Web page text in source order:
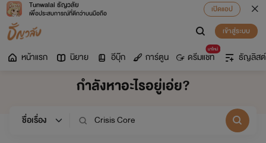
Tunwalai ธัญวลัย
เพื่อประสบการณ์ที่ดีกว่าบนมือถือ
เปิดแอป
เข้าสู่ระบบ
หน้าแรก นิยาย อีบุ๊ก การ์ตูน
มาใหม่
ดรีมแชท ธัญลิสต์
กำลังหาอะไรอยู่เอ่ย?